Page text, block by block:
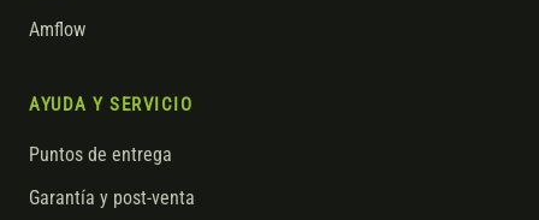
Amflow
AYUDA Y SERVICIO
Puntos de entrega
Garantía y post-venta